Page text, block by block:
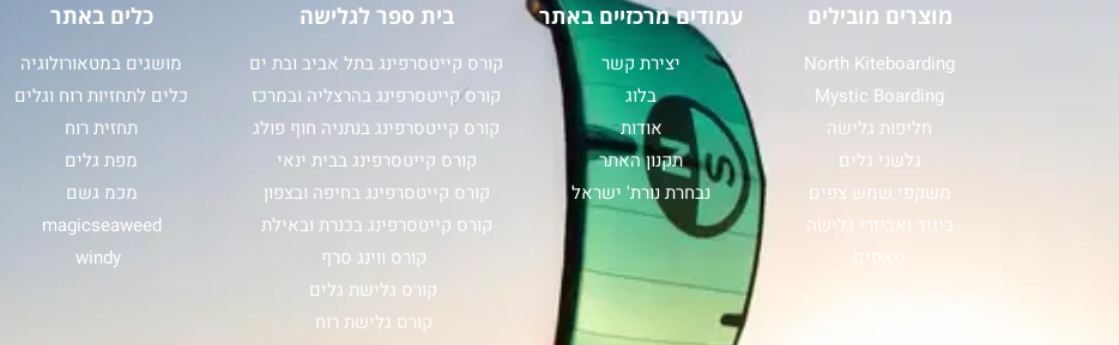
מוצרים מובילים
North Kiteboarding
Mystic Boarding
חליפות גלישה
גלשני גלים
משקפי שמש צפים
ביגוד ואביזרי גלישה
סאפים
עמודים מרכזיים באתר
יצירת קשר
בלוג
אודות
תקנון האתר
נבחרת נורת' ישראל
בית ספר לגלישה
קורס קייטסרפינג בתל אביב ובת ים
קורס קייטסרפינג בהרצליה ובמרכז
קורס קייטסרפינג בנתניה חוף פולג
קורס קייטסרפינג בבית ינאי
קורס קייטסרפינג בחיפה ובצפון
קורס קייטסרפינג בכנרת ובאילת
קורס ווינג סרף
קורס גלישת גלים
קורס גלישת רוח
כלים באתר
מושגים במטאורולוגיה
כלים לתחזיות רוח וגלים
תחזית רוח
מפת גלים
מכמ גשם
magicseaweed
windy